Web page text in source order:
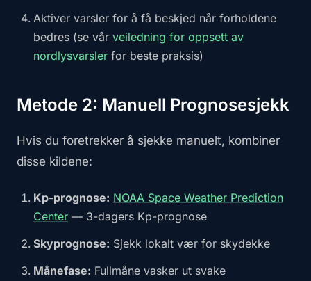
Aktiver varsler for å få beskjed når forholdene
bedres (se vår veiledning for oppsett av
nordlysvarsler for beste praksis)
Metode 2: Manuell Prognosesjekk
Hvis du foretrekker å sjekke manuelt, kombiner
disse kildene:
Kp-prognose: NOAA Space Weather Prediction
Center — 3-dagers Kp-prognose
Skyprognose: Sjekk lokalt vær for skydekke
Månefase: Fullmåne vasker ut svake